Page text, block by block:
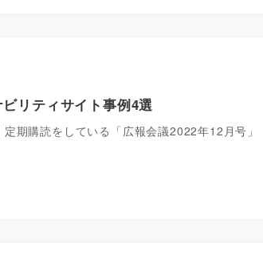
リティサイト事例4選
定期購読をしている「広報会議2022年12月号